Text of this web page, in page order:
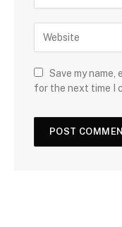
Save my name,
for the next time I